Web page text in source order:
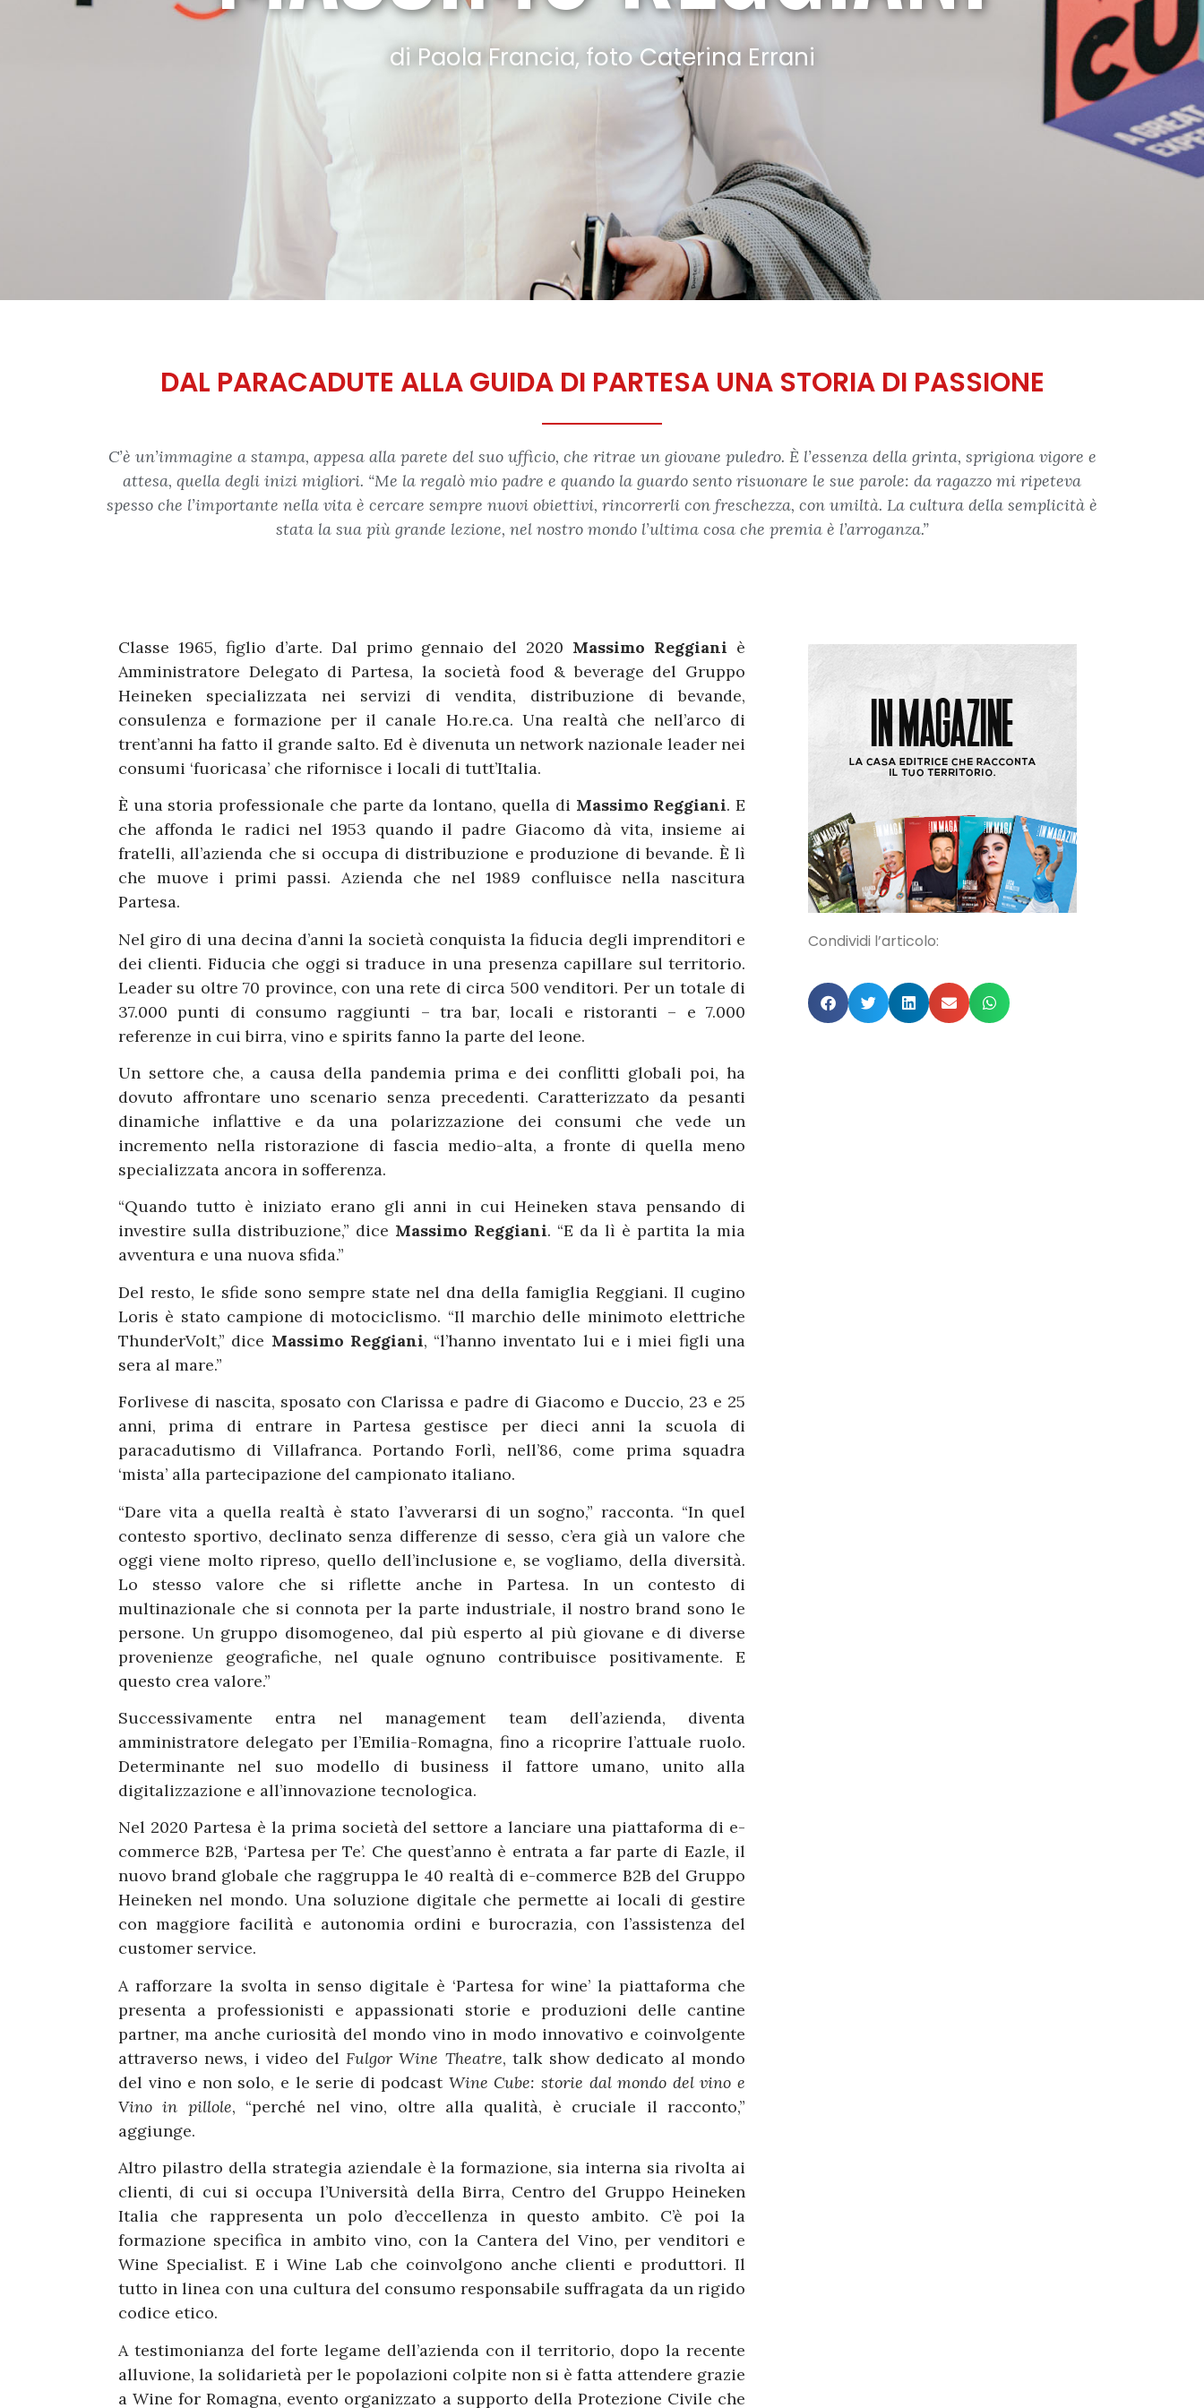
di Paola Francia, foto Caterina Errani
DAL PARACADUTE ALLA GUIDA DI PARTESA UNA STORIA DI PASSIONE
C’è un’immagine a stampa, appesa alla parete del suo ufficio, che ritrae un giovane puledro. È l’essenza della grinta, sprigiona vigore e
attesa, quella degli inizi migliori. “Me la regalò mio padre e quando la guardo sento risuonare le sue parole: da ragazzo mi ripeteva
spesso che l’importante nella vita è cercare sempre nuovi obiettivi, rincorrerli con freschezza, con umiltà. La cultura della semplicità è
stata la sua più grande lezione, nel nostro mondo l’ultima cosa che premia è l’arroganza.”
Classe 1965, figlio d’arte. Dal primo gennaio del 2020 Massimo Reggiani è
Amministratore Delegato di Partesa, la società food & beverage del Gruppo
Heineken specializzata nei servizi di vendita, distribuzione di bevande,
consulenza e formazione per il canale Ho.re.ca. Una realtà che nell’arco di
trent’anni ha fatto il grande salto. Ed è divenuta un network nazionale leader nei
consumi ‘fuoricasa’ che rifornisce i locali di tutt’Italia.
È una storia professionale che parte da lontano, quella di Massimo Reggiani. E
che affonda le radici nel 1953 quando il padre Giacomo dà vita, insieme ai
fratelli, all’azienda che si occupa di distribuzione e produzione di bevande. È lì
che muove i primi passi. Azienda che nel 1989 confluisce nella nascitura
Partesa.
Nel giro di una decina d’anni la società conquista la fiducia degli imprenditori e
dei clienti. Fiducia che oggi si traduce in una presenza capillare sul territorio.
Leader su oltre 70 province, con una rete di circa 500 venditori. Per un totale di
37.000 punti di consumo raggiunti – tra bar, locali e ristoranti – e 7.000
referenze in cui birra, vino e spirits fanno la parte del leone.
Un settore che, a causa della pandemia prima e dei conflitti globali poi, ha
dovuto affrontare uno scenario senza precedenti. Caratterizzato da pesanti
dinamiche inflattive e da una polarizzazione dei consumi che vede un
incremento nella ristorazione di fascia medio-alta, a fronte di quella meno
specializzata ancora in sofferenza.
“Quando tutto è iniziato erano gli anni in cui Heineken stava pensando di
investire sulla distribuzione,” dice Massimo Reggiani. “E da lì è partita la mia
avventura e una nuova sfida.”
Del resto, le sfide sono sempre state nel dna della famiglia Reggiani. Il cugino
Loris è stato campione di motociclismo. “Il marchio delle minimoto elettriche
ThunderVolt,” dice Massimo Reggiani, “l’hanno inventato lui e i miei figli una
sera al mare.”
Forlivese di nascita, sposato con Clarissa e padre di Giacomo e Duccio, 23 e 25
anni, prima di entrare in Partesa gestisce per dieci anni la scuola di
paracadutismo di Villafranca. Portando Forlì, nell’86, come prima squadra
‘mista’ alla partecipazione del campionato italiano.
“Dare vita a quella realtà è stato l’avverarsi di un sogno,” racconta. “In quel
contesto sportivo, declinato senza differenze di sesso, c’era già un valore che
oggi viene molto ripreso, quello dell’inclusione e, se vogliamo, della diversità.
Lo stesso valore che si riflette anche in Partesa. In un contesto di
multinazionale che si connota per la parte industriale, il nostro brand sono le
persone. Un gruppo disomogeneo, dal più esperto al più giovane e di diverse
provenienze geografiche, nel quale ognuno contribuisce positivamente. E
questo crea valore.”
Successivamente entra nel management team dell’azienda, diventa
amministratore delegato per l’Emilia-Romagna, fino a ricoprire l’attuale ruolo.
Determinante nel suo modello di business il fattore umano, unito alla
digitalizzazione e all’innovazione tecnologica.
Nel 2020 Partesa è la prima società del settore a lanciare una piattaforma di e-
commerce B2B, ‘Partesa per Te’. Che quest’anno è entrata a far parte di Eazle, il
nuovo brand globale che raggruppa le 40 realtà di e-commerce B2B del Gruppo
Heineken nel mondo. Una soluzione digitale che permette ai locali di gestire
con maggiore facilità e autonomia ordini e burocrazia, con l’assistenza del
customer service.
A rafforzare la svolta in senso digitale è ‘Partesa for wine’ la piattaforma che
presenta a professionisti e appassionati storie e produzioni delle cantine
partner, ma anche curiosità del mondo vino in modo innovativo e coinvolgente
attraverso news, i video delFulgor Wine Theatre, talk show dedicato al mondo
del vino e non solo, e le serie di podcast Wine Cube: storie dal mondo del vino e
Vino in pillole, “perché nel vino, oltre alla qualità, è cruciale il racconto,”
aggiunge.
Altro pilastro della strategia aziendale è la formazione, sia interna sia rivolta ai
clienti, di cui si occupa l’Università della Birra, Centro del Gruppo Heineken
Italia che rappresenta un polo d’eccellenza in questo ambito. C’è poi la
formazione specifica in ambito vino, con la Cantera del Vino, per venditori e
Wine Specialist. E i Wine Lab che coinvolgono anche clienti e produttori. Il
tutto in linea con una cultura del consumo responsabile suffragata da un rigido
codice etico.
A testimonianza del forte legame dell’azienda con il territorio, dopo la recente
alluvione, la solidarietà per le popolazioni colpite non si è fatta attendere grazie
a Wine for Romagna, evento organizzato a supporto della Protezione Civile che
Condividi l’articolo: